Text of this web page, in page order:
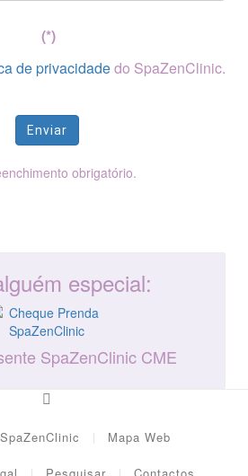
(*)
de privacidadedo SpaZenClinic.
Enviar
obrigatório.
especial:
SpaZenClinic CME
Mapa Web